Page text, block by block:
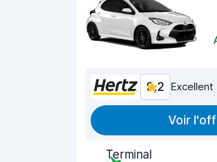
9,2 Excellent
Voir
Terminal